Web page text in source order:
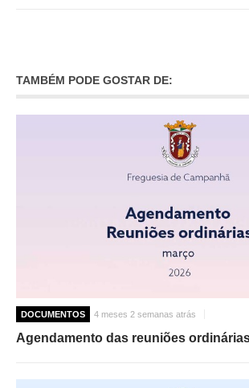
TAMBÉM PODE GOSTAR DE:
DOCUMENTOS 4 meses 2 semanas atrás
Agendamento das reuniões